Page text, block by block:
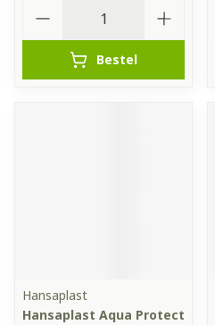
Bestel
Hansaplast
Hansaplast Aqua Protect